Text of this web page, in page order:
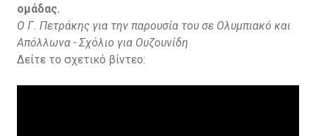
ομάδας.
Ο Γ. Πετράκης για την παρουσία του σε Ολυμπιακό και
Απόλλωνα - Σχόλιο για Ουζουνίδη
Δείτε το σχετικό βίντεο: